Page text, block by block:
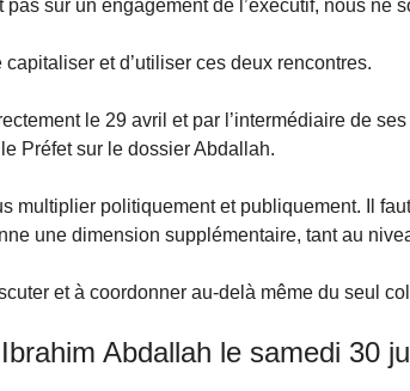
sur un engagement de l’exécutif, nous ne
capitaliser et d’utiliser ces deux rencontres.
le 29 avril et par l’intermédiaire de
Préfet sur le dossier Abdallah.
multiplier politiquement et publiquement. Il
une dimension supplémentaire, tant au
et à coordonner au-delà même du seul
Abdallah le samedi 30